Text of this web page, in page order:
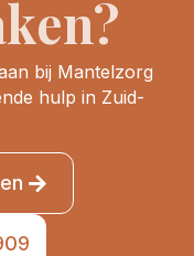
bij Mantelzorg
hulp in Zuid-